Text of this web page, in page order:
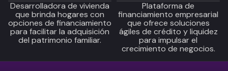
Desarrolladora de vivienda
que brinda hogares con
opciones de financiamiento
para facilitar la adquisición
del patrimonio familiar.
Plataforma de
financiamiento empresarial
que ofrece soluciones
ágiles de crédito y liquidez
para impulsar el
crecimiento de negocios.